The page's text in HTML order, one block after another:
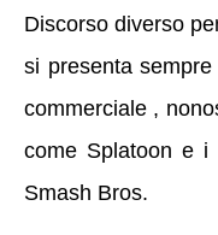
Discorso diverso
si presenta
commerciale ,
come Splatoon e
Smash Bros.